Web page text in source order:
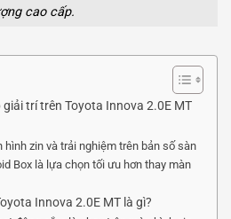
cao cấp.
trí trên Toyota Innova 2.0E MT
hình zin và trải nghiệm trên bản số sàn
Box là lựa chọn tối ưu hơn thay màn
Innova 2.0E MT là gì?